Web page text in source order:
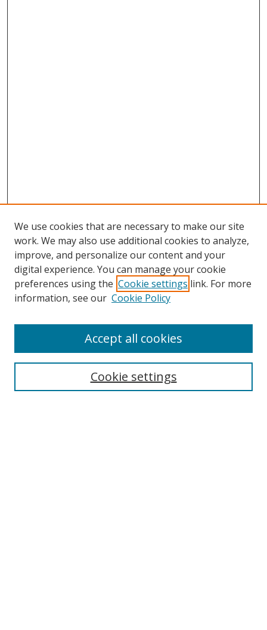
We use cookies that are necessary to make our site
work. We may also use additional cookies to analyze,
improve, and personalize our content and your
digital experience. You can manage your cookie
preferences using the Cookie settings link. For more
information, see our Cookie Policy
Cookie settings
Accept all cookies